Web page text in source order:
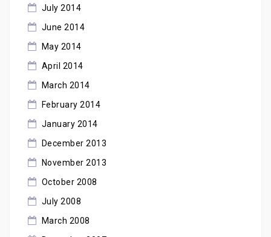
July 2014
June 2014
May 2014
April 2014
March 2014
February 2014
January 2014
December 2013
November 2013
October 2008
July 2008
March 2008